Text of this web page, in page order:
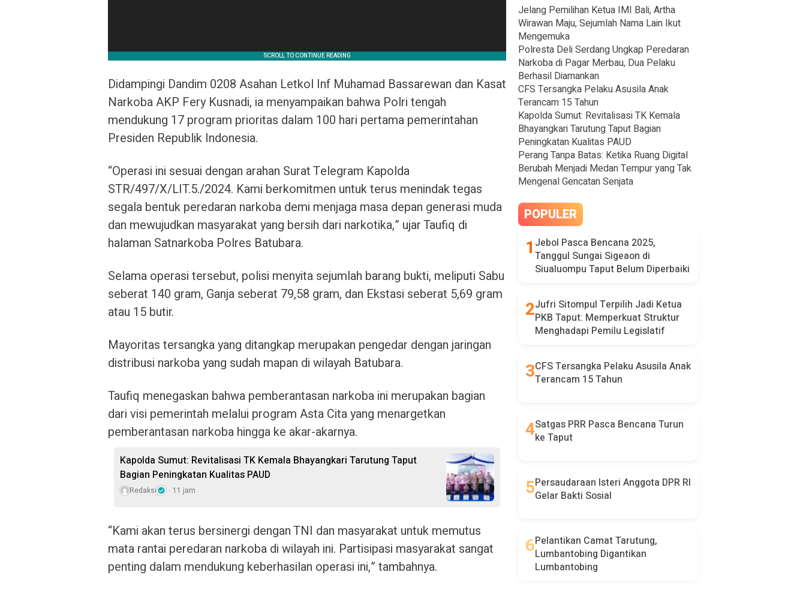
Didampingi Dandim 0208 Asahan Letkol Inf Muhamad Bassarewan dan Kasat
Narkoba AKP Fery Kusnadi, ia menyampaikan bahwa Polri tengah
mendukung 17 program prioritas dalam 100 hari pertama pemerintahan
Presiden Republik Indonesia.
“Operasi ini sesuai dengan arahan Surat Telegram Kapolda
STR/497/X/LIT.5./2024. Kami berkomitmen untuk terus menindak tegas
segala bentuk peredaran narkoba demi menjaga masa depan generasi muda
dan mewujudkan masyarakat yang bersih dari narkotika,” ujar Taufiq di
halaman Satnarkoba Polres Batubara.
Selama operasi tersebut, polisi menyita sejumlah barang bukti, meliputi Sabu
seberat 140 gram, Ganja seberat 79,58 gram, dan Ekstasi seberat 5,69 gram
atau 15 butir.
Mayoritas tersangka yang ditangkap merupakan pengedar dengan jaringan
distribusi narkoba yang sudah mapan di wilayah Batubara.
Taufiq menegaskan bahwa pemberantasan narkoba ini merupakan bagian
dari visi pemerintah melalui program Asta Cita yang menargetkan
pemberantasan narkoba hingga ke akar-akarnya.
Kapolda Sumut: Revitalisasi TK Kemala Bhayangkari Tarutung Taput
Bagian Peningkatan Kualitas PAUD
Redaksi 11 jam
“Kami akan terus bersinergi dengan TNI dan masyarakat untuk memutus
mata rantai peredaran narkoba di wilayah ini. Partisipasi masyarakat sangat
penting dalam mendukung keberhasilan operasi ini,” tambahnya.
Jelang Pemilihan Ketua IMI Bali, Artha
Wirawan Maju, Sejumlah Nama Lain Ikut
Mengemuka
Polresta Deli Serdang Ungkap Peredaran
Narkoba di Pagar Merbau, Dua Pelaku
Berhasil Diamankan
CFS Tersangka Pelaku Asusila Anak
Terancam 15 Tahun
Kapolda Sumut: Revitalisasi TK Kemala
Bhayangkari Tarutung Taput Bagian
Peningkatan Kualitas PAUD
Perang Tanpa Batas: Ketika Ruang Digital
Berubah Menjadi Medan Tempur yang Tak
Mengenal Gencatan Senjata
POPULER
Jebol Pasca Bencana 2025,
Tanggul Sungai Sigeaon di
Siualuompu Taput Belum Diperbaiki
Jufri Sitompul Terpilih Jadi Ketua
PKB Taput: Memperkuat Struktur
Menghadapi Pemilu Legislatif
CFS Tersangka Pelaku Asusila Anak
Terancam 15 Tahun
Satgas PRR Pasca Bencana Turun
ke Taput
Persaudaraan Isteri Anggota DPR RI
Gelar Bakti Sosial
Pelantikan Camat Tarutung,
Lumbantobing Digantikan
Lumbantobing